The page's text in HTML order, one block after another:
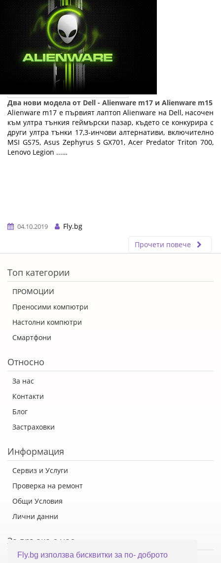
Fly.bg използва бисквитки за по- доброто
Два нови модела от Dell - Alienware m17 и Alienware m15
Alienware m17 е първият лаптоп Alienware на Dell, насочен
към ултра тънкия геймърски пазар, където се конкурира с
други ултра тънки 17,3-инчови алтернативи, включително
MSI GS75, Asus Zephyrus S GX701, Acer Predator Triton 700,
Lenovo Legion ...…
04.10.2019
Fly.bg
Прочети повече
Топ категории
ПРОМОЦИИ
Преносими компютри
Настолни компютри
Смартфони
Относно
За нас
Контакти
Блог
Застраховки
Информация
Сервиз и Услуги
Проверка на ремонт
Общи Условия
Лични данни
За връзка с нас
Флай Систем ООД